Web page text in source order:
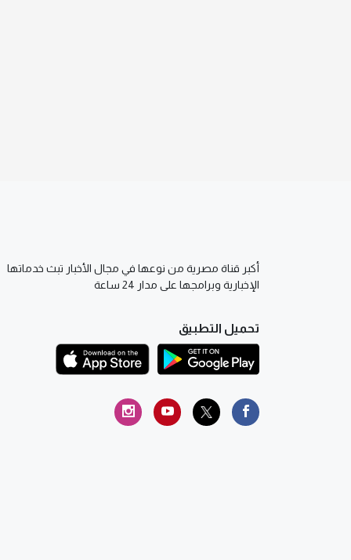
أكبر قناة مصرية من نوعها في مجال الأخبار تبث خدماتها
الإخبارية وبرامجها على مدار 24 ساعة
تحميل التطبيق